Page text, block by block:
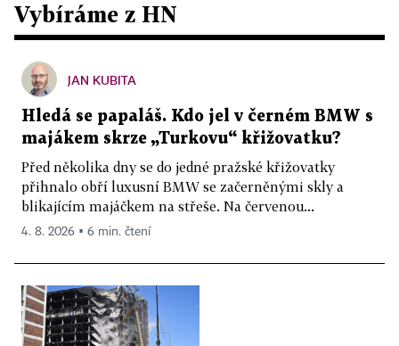
Vybíráme z HN
JAN KUBITA
Hledá se papaláš. Kdo jel v černém BMW s
majákem skrze „Turkovu“ křižovatku?
Před několika dny se do jedné pražské křižovatky
přihnalo obří luxusní BMW se začerněnými skly a
blikajícím majáčkem na střeše. Na červenou...
4. 8. 2026 ▪ 6 min. čtení